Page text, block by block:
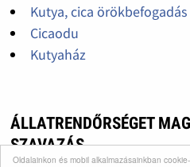
Oldalainkon és mobil alkalmazásainkban
Kutya, cica
Cicaodu
Kutyaház
ÁLLATRENDŐRSÉGET
SZAVAZÁS